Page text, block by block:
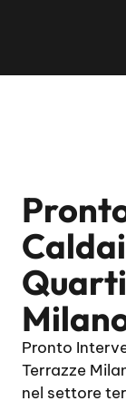
Pronto
Terrazze
nel settore